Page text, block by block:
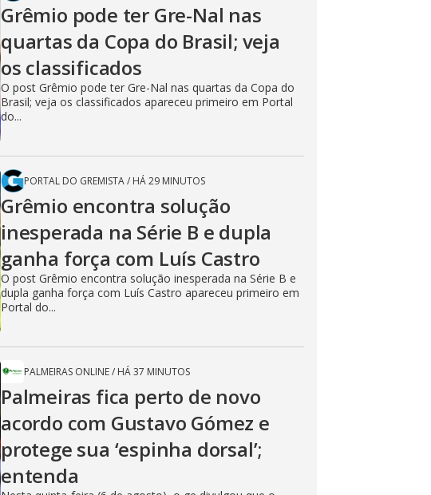
Grêmio pode ter Gre-Nal nas
quartas da Copa do Brasil; veja
os classificados
O post Grêmio pode ter Gre-Nal nas quartas da Copa do
Brasil; veja os classificados apareceu primeiro em Portal
do...
PORTAL DO GREMISTA/ HÁ 29 MINUTOS
Grêmio encontra solução
inesperada na Série B e dupla
ganha força com Luís Castro
O post Grêmio encontra solução inesperada na Série B e
dupla ganha força com Luís Castro apareceu primeiro em
Portal do...
PALMEIRAS ONLINE/ HÁ 37 MINUTOS
Palmeiras fica perto de novo
acordo com Gustavo Gómez e
protege sua ‘espinha dorsal’;
entenda